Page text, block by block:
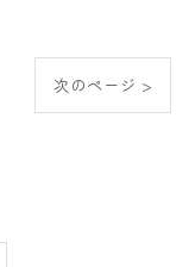
次のページ >